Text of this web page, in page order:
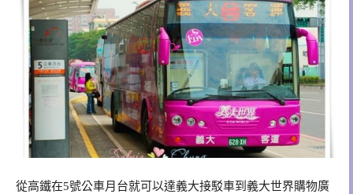
從高鐵在5號公車月台就可以達義大接駁車到義大世界購物廣